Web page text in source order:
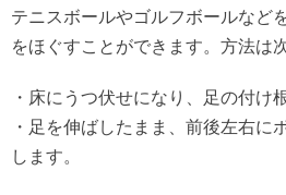
テニスボールやゴルフボールなど
をほぐすことができます。方法は
・床にうつ伏せになり、足の付け
・足を伸ばしたまま、前後左右に
します。